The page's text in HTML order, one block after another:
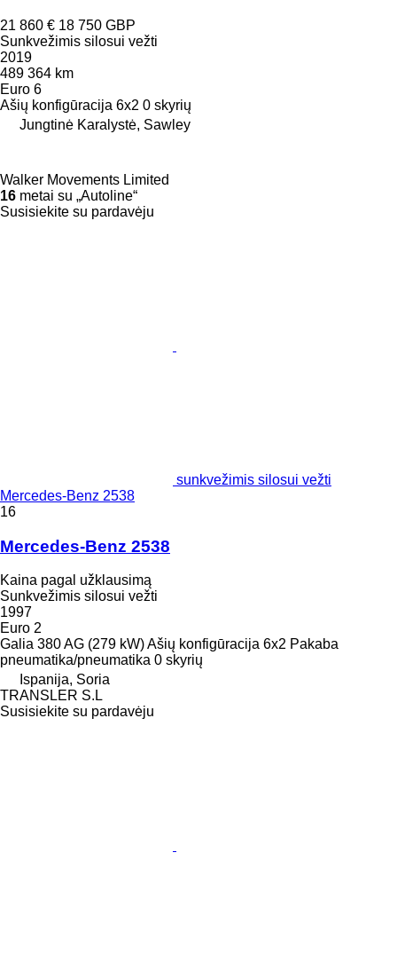
21 860 € 18 750 GBP
Sunkvežimis silosui vežti
2019
489 364 km
Euro 6
Ašių konfigūracija 6x2 0 skyrių
Jungtinė Karalystė, Sawley
Walker Movements Limited
16 metai su „Autoline“
Susisiekite su pardavėju
sunkvežimis silosui vežti
Mercedes-Benz 2538
16
Mercedes-Benz 2538
Kaina pagal užklausimą
Sunkvežimis silosui vežti
1997
Euro 2
Galia 380 AG (279 kW)Ašių konfigūracija 6x2 Pakaba
pneumatika/pneumatika 0 skyrių
Ispanija, Soria
TRANSLER S.L
Susisiekite su pardavėju